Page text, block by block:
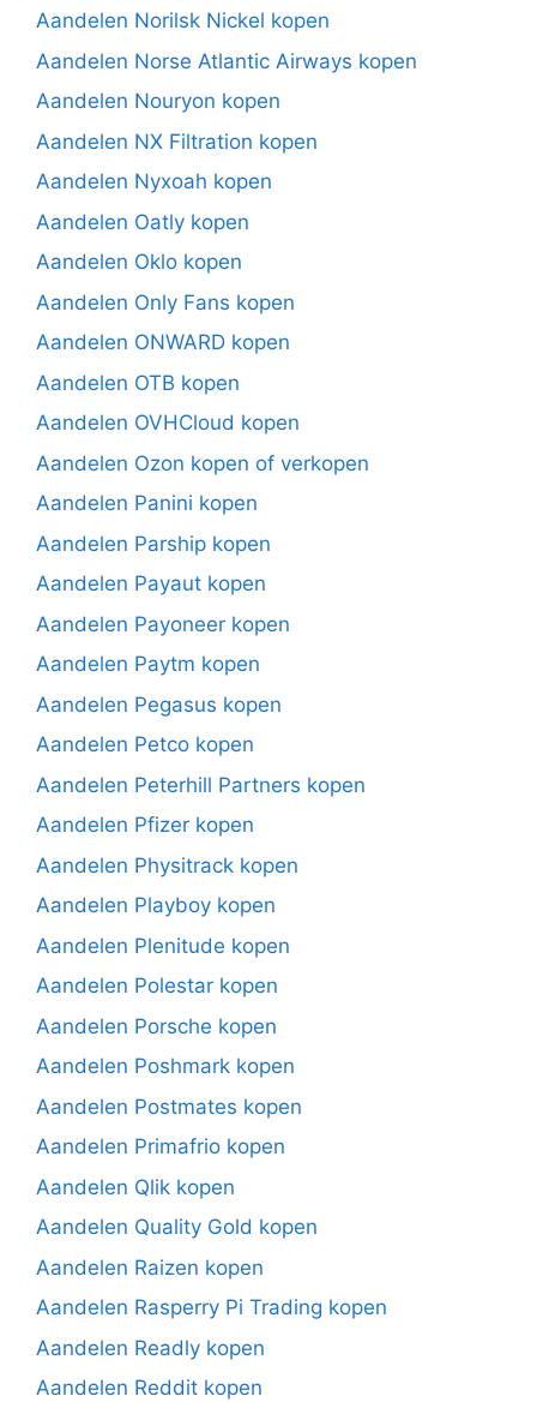
Aandelen Norilsk Nickel kopen
Aandelen Norse Atlantic Airways kopen
Aandelen Nouryon kopen
Aandelen NX Filtration kopen
Aandelen Nyxoah kopen
Aandelen Oatly kopen
Aandelen Oklo kopen
Aandelen Only Fans kopen
Aandelen ONWARD kopen
Aandelen OTB kopen
Aandelen OVHCloud kopen
Aandelen Ozon kopen of verkopen
Aandelen Panini kopen
Aandelen Parship kopen
Aandelen Payaut kopen
Aandelen Payoneer kopen
Aandelen Paytm kopen
Aandelen Pegasus kopen
Aandelen Petco kopen
Aandelen Peterhill Partners kopen
Aandelen Pfizer kopen
Aandelen Physitrack kopen
Aandelen Playboy kopen
Aandelen Plenitude kopen
Aandelen Polestar kopen
Aandelen Porsche kopen
Aandelen Poshmark kopen
Aandelen Postmates kopen
Aandelen Primafrio kopen
Aandelen Qlik kopen
Aandelen Quality Gold kopen
Aandelen Raizen kopen
Aandelen Rasperry Pi Trading kopen
Aandelen Readly kopen
Aandelen Reddit kopen